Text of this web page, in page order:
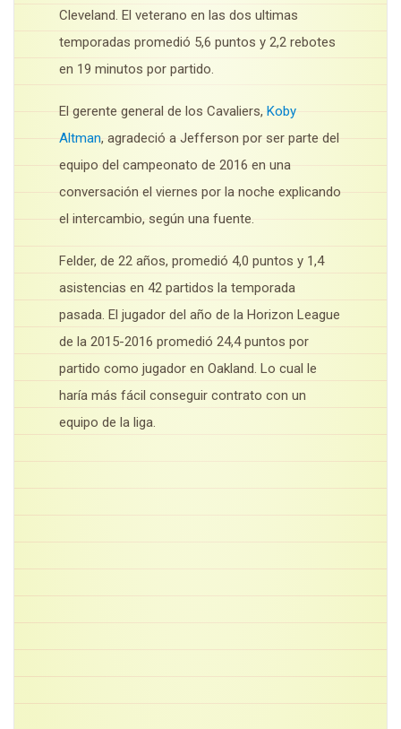
Cleveland. El veterano en las dos ultimas
temporadas promedió 5,6 puntos y 2,2 rebotes
en 19 minutos por partido.
El gerente general de los Cavaliers, Koby
Altman, agradeció a Jefferson por ser parte del
equipo del campeonato de 2016 en una
conversación el viernes por la noche explicando
el intercambio, según una fuente.
Felder, de 22 años, promedió 4,0 puntos y 1,4
asistencias en 42 partidos la temporada
pasada. El jugador del año de la Horizon League
de la 2015-2016 promedió 24,4 puntos por
partido como jugador en Oakland. Lo cual le
haría más fácil conseguir contrato con un
equipo de la liga.